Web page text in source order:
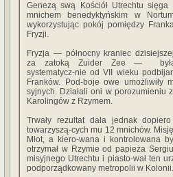
Genezą swą Kościół Utrechtu
mnichem benedyktyńskim w
wykorzystując pokój po­między
Fryzji.
Fryzja — północny kra­niec
za zatoką Zuider Zee —
systematycz-nie od VII wieku
Franków. Pod-boje owe
syjnych. Działali oni w porozumieniu
Karolingów z Rzymem.
Trwały rezultat dała jednak
towarzyszą-cych mu 12 mnichów.
Młot, a kiero-wana i kontrolowana
otrzymał w Rzymie od papieża
misyjnego Utrechtu i piasto-wał ten
podporządkowany metropolii w